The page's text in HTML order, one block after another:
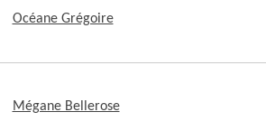
Océane Grégoire
Mégane Bellerose